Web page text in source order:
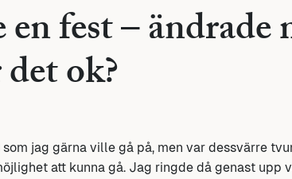
en fest –
ok?
jag gärna ville gå på, men var dessvärre
att kunna gå. Jag ringde då genast upp